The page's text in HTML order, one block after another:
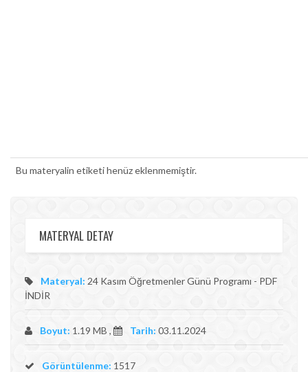
Bu materyalin etiketi henüz eklenmemiştir.
MATERYAL DETAY
Materyal: 24 Kasım Öğretmenler Günü Programı - PDF
İNDİR
Boyut: 1.19 MB , Tarih: 03.11.2024
Görüntülenme: 1517